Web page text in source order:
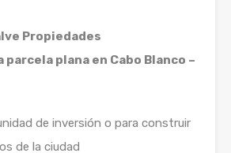
Propiedades
parcela plana en Cabo Blanco –
de inversión o para construir
de la ciudad